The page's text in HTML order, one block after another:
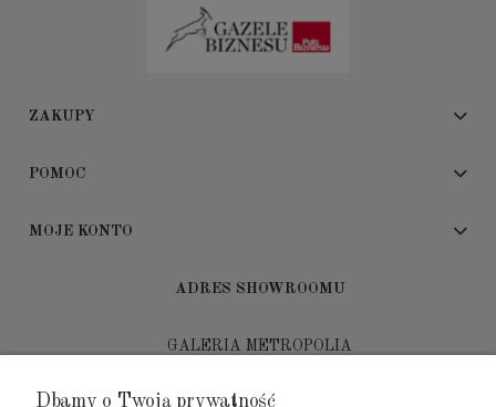
ZAKUPY
POMOC
MOJE KONTO
ADRES SHOWROOMU
GALERIA METROPOLIA
Dbamy o Twoją prywatność